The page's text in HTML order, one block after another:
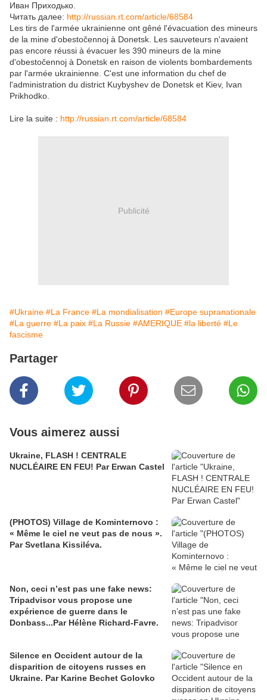
Иван Приходько.
Читать далее: http://russian.rt.com/article/68584
Les tirs de l'armée ukrainienne ont gêné l'évacuation des mineurs
de la mine d'obestočennoj à Donetsk. Les sauveteurs n'avaient
pas encore réussi à évacuer les 390 mineurs de la mine
d'obestočennoj à Donetsk en raison de violents bombardements
par l'armée ukrainienne. C'est une information du chef de
l'administration du district Kuybyshev de Donetsk et Kiev, Ivan
Prikhodko.
Lire la suite : http://russian.rt.com/article/68584
Publicité
#Ukraine #La France #La mondialisation #Europe supranationale
#La guerre #La paix #La Russie #AMERIQUE #la liberté #Le
fascisme
Partager
Vous aimerez aussi
Ukraine, FLASH ! CENTRALE
NUCLÉAIRE EN FEU! Par Erwan Castel
(PHOTOS) Village de Kominternovo :
« Même le ciel ne veut pas de nous ».
Par Svetlana Kissiléva.
Non, ceci n’est pas une fake news:
Tripadvisor vous propose une
expérience de guerre dans le
Donbass...Par Hélène Richard-Favre.
Silence en Occident autour de la
disparition de citoyens russes en
Ukraine. Par Karine Bechet Golovko